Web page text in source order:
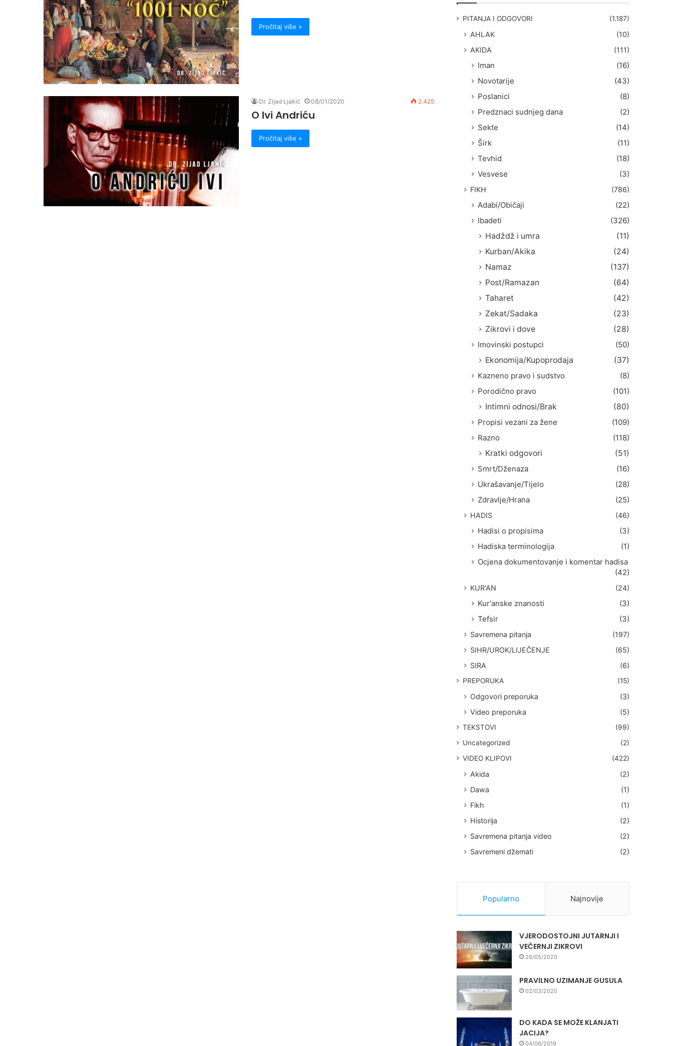
Pročitaj više »
Dr. Zijad Ljakić 08/01/2020 2.425
O Ivi Andriću
Pročitaj više »
PITANJA I ODGOVORI (1.187)
AHLAK
(10)
AKIDA
(111)
Iman
(16)
Novotarije
(43)
Poslanici
(8)
Predznaci sudnjeg dana
(2)
Sekte
(14)
Širk
(11)
Tevhid
(18)
Vesvese
(3)
FIKH (786)
Adabi/Običaji
(22)
Ibadeti
(326)
Hadždž i umra
(11)
Kurban/Akika
(24)
Namaz
(137)
Post/Ramazan
(64)
Taharet
(42)
Zekat/Sadaka
(23)
Zikrovi i dove
(28)
Imovinski postupci
(50)
Ekonomija/Kupoprodaja
(37)
Kazneno pravo i sudstvo
(8)
Porodično pravo
(101)
Intimni odnosi/Brak
(80)
Propisi vezani za žene
(109)
Razno
(118)
Kratki odgovori
(51)
Smrt/Dženaza
(16)
Ukrašavanje/Tijelo
(28)
Zdravlje/Hrana
(25)
HADIS (46)
Hadisi o propisima
(3)
Hadiska terminologija
(1)
Ocjena dokumentovanje i komentar hadisa
(42)
KUR'AN (24)
Kur'anske znanosti
(3)
Tefsir
(3)
Savremena pitanja
(197)
SIHR/UROK/LIJEČENJE
(65)
SIRA
(6)
PREPORUKA (15)
Odgovori preporuka
(3)
Video preporuka
(5)
TEKSTOVI
(99)
Uncategorized
(2)
VIDEO KLIPOVI
(422)
Akida
(2)
Dawa
(1)
Fikh
(1)
Historija
(2)
Savremena pitanja video
(2)
Savremeni džemati
(2)
Popularno Najnovije
VJERODOSTOJNI JUTARNJI I
VEČERNJI ZIKROVI
26/05/2020
PRAVILNO UZIMANJE GUSULA
02/03/2020
DO KADA SE MOŽE KLANJATI
JACIJA?
04/06/2019